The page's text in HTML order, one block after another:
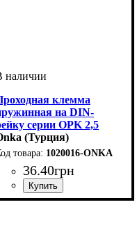
клемма
на DIN-
серии ОРK 2,5
(синяя)
(Турция)
1020016-ONKA
36.40грн
: самозажимная
: 2,5 ток, А: 24
полюсов: 1
В: 750
: ОРK